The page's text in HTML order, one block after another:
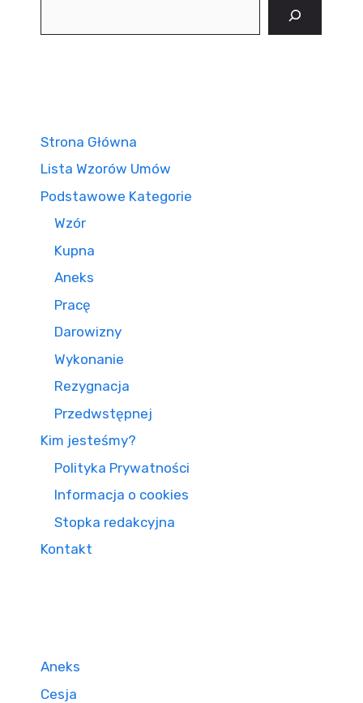
Strona Główna
Lista Wzorów Umów
Podstawowe Kategorie
Wzór
Kupna
Aneks
Pracę
Darowizny
Wykonanie
Rezygnacja
Przedwstępnej
Kim jesteśmy?
Polityka Prywatności
Informacja o cookies
Stopka redakcyjna
Kontakt
Aneks
Cesja